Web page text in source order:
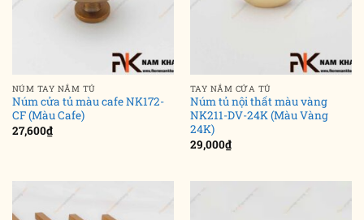
NÚM TAY NẮM TỦ
Núm cửa tủ màu cafe NK172-
CF (Màu Cafe)
27,600₫
TAY NẮM CỬA TỦ
Núm tủ nội thất màu vàng
NK211-DV-24K (Màu Vàng
24K)
29,000₫